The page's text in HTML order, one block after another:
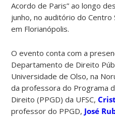
Acordo de Paris” ao longo
junho, no auditório do Centro
em Florianópolis.
O evento conta com a
Departamento de Direito
Universidade de Olso, na
da professora do Programa
Direito (PPGD) da UFSC,
professor do PPGD, José